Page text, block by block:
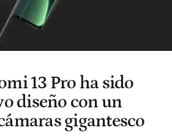
13 Pro ha sido
diseño con un
gigantesco